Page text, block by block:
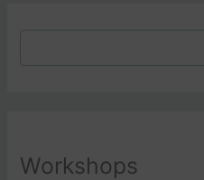
Workshops